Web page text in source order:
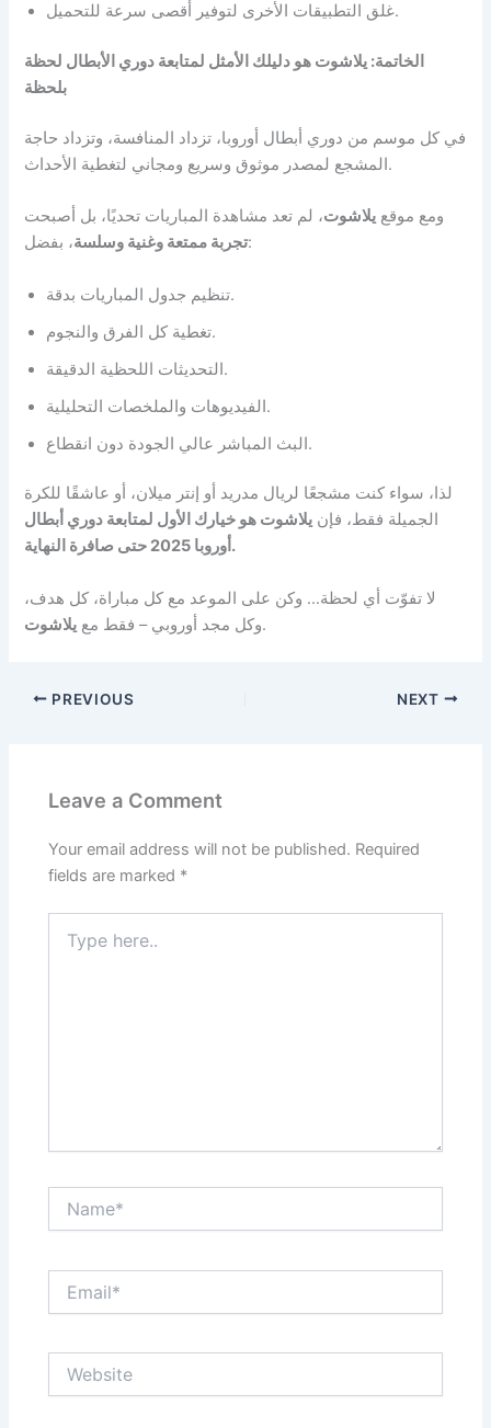
غلق التطبيقات الأخرى لتوفير أقصى سرعة للتحميل.
الخاتمة: يلاشوت هو دليلك الأمثل لمتابعة دوري الأبطال لحظة
بلحظة
في كل موسم من دوري أبطال أوروبا، تزداد المنافسة، وتزداد حاجة
المشجع لمصدر موثوق وسريع ومجاني لتغطية الأحداث.
ومع موقع يلاشوت، لم تعد مشاهدة المباريات تحديًا، بل أصبحت
تجربة ممتعة وغنية وسلسة، بفضل:
تنظيم جدول المباريات بدقة.
تغطية كل الفرق والنجوم.
التحديثات اللحظية الدقيقة.
الفيديوهات والملخصات التحليلية.
البث المباشر عالي الجودة دون انقطاع.
لذا، سواء كنت مشجعًا لريال مدريد أو إنتر ميلان، أو عاشقًا للكرة
الجميلة فقط، فإن يلاشوت هو خيارك الأول لمتابعة دوري أبطال
أوروبا 2025 حتى صافرة النهاية.
لا تفوّت أي لحظة… وكن على الموعد مع كل مباراة، كل هدف،
وكل مجد أوروبي – فقط مع يلاشوت .
PREVIOUS NEXT
Leave a Comment
Your email address will not be published. Required
fields are marked *
here..